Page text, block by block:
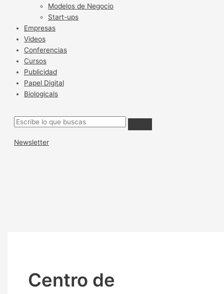
Modelos de Negocio
Start-ups
Empresas
Videos
Conferencias
Cursos
Publicidad
Papel Digital
Biologicals
Newsletter
Centro de